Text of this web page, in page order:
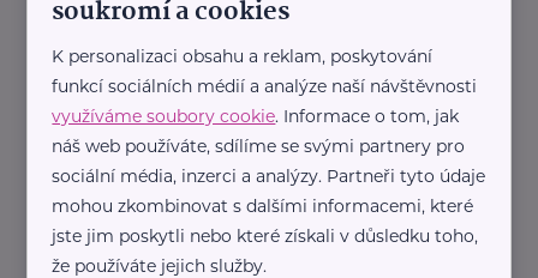
https://pdz.cz/
+420 778 530 844
info@pdz.cz
Rodičovská linka Linky bezpečí
(Linka bezpečí, z. s.)
soukromí a cookies
K personalizaci obsahu a reklam, poskytování
funkcí sociálních médií a analýze naší návštěvnosti
využíváme soubory cookie. Informace o tom, jak
náš web používáte, sdílíme se svými partnery pro
sociální média, inzerci a analýzy. Partneři tyto údaje
mohou zkombinovat s dalšími informacemi, které
jste jim poskytli nebo které získali v důsledku toho,
že používáte jejich služby.